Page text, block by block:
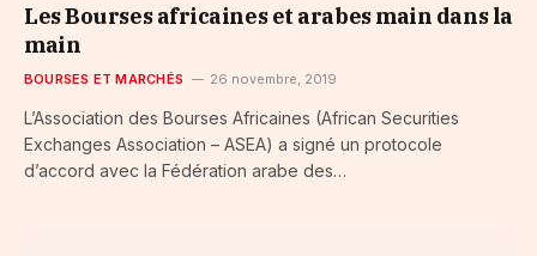
Les Bourses africaines et arabes main dans la
main
BOURSES ET MARCHÉS 26 novembre, 2019
L’Association des Bourses Africaines (African Securities
Exchanges Association – ASEA) a signé un protocole
d’accord avec la Fédération arabe des…